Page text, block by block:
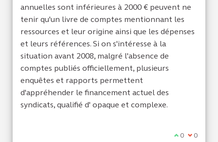
annuelles sont inférieures à 2000 € peuvent ne
tenir qu'un livre de comptes mentionnant les
ressources et leur origine ainsi que les dépenses
et leurs références. Si on s'intéresse à la
situation avant 2008, malgré l'absence de
comptes publiés officiellement, plusieurs
enquêtes et rapports permettent
d'appréhender le financement actuel des
syndicats, qualifié d' opaque et complexe.
Je suis
0 Je ne
0